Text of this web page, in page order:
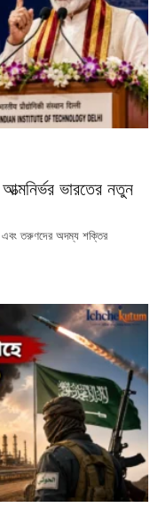
ভারতের নতুন
তরুণদের অদম্য শক্তির